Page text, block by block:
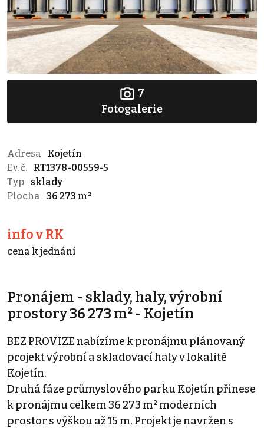
7
Fotogalerie
Adresa
Kojetín
Ev. č.
RT1378-00559-5
Typ
sklady
Plocha
36 273 m²
info v RK
cena k jednání
Pronájem - sklady, haly, výrobní
prostory 36 273 m² - Kojetín
BEZ PROVIZE nabízíme k pronájmu plánovaný
projekt výrobní a skladovací haly v lokalitě
Kojetín.
Druhá fáze průmyslového parku Kojetín přinese
k pronájmu celkem 36 273 m² moderních
prostor s výškou až 15 m. Projekt je navržen s